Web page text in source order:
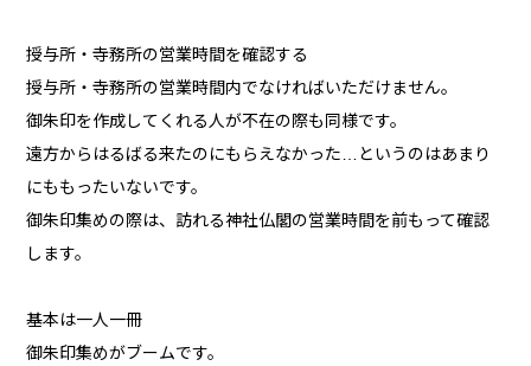
授与所・寺務所の営業時間を確認する
授与所・寺務所の営業時間内でなければいただけません。
御朱印を作成してくれる人が不在の際も同様です。
遠方からはるばる来たのにもらえなかった…というのはあまり
にももったいないです。
御朱印集めの際は、訪れる神社仏閣の営業時間を前もって確認
します。
基本は一人一冊
御朱印集めがブームです。